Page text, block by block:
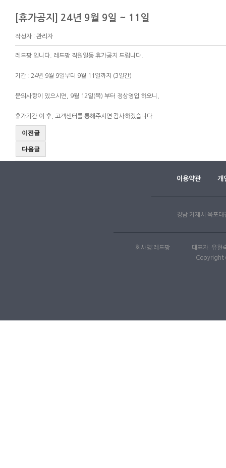
[휴가공지] 24년 9월 9일 ~ 11일
작성자 : 관리자
레드팡 입니다. 레드팡 직원일동 휴가공지 드립니다.
기간 : 24년 9월 9일부터 9월 11일까지 (3일간)
문의사항이 있으시면, 9월 12일(목) 부터 정상영업 하오니,
휴가기간 이 후, 고객센터를 통해주시면 감사하겠습니다.
이용약관 개
경남 거제시 옥포
회사명:레드팡
대표자: 유현
Copyright